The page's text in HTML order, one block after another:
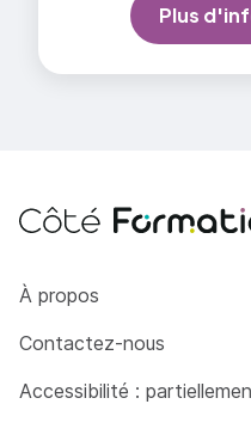
Plus
Côté Formations
À propos
Contactez-nous
Accessibilité :